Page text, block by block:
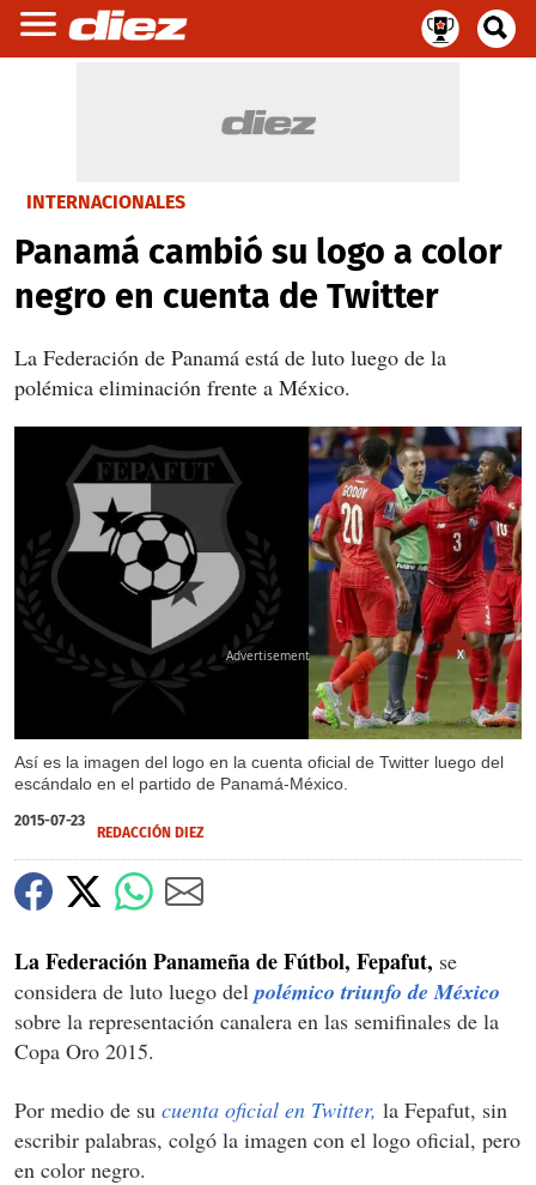
INTERNACIONALES
Panamá cambió su logo a color
negro en cuenta de Twitter
La Federación de Panamá está de luto luego de la
polémica eliminación frente a México.
Así es la imagen del logo en la cuenta oficial de Twitter luego del
escándalo en el partido de Panamá-México.
X
2015-07-23
REDACCIÓN DIEZ
La Federación Panameña de Fútbol, Fepafut, se
considera de luto luego del polémico triunfo de México
sobre la representación canalera en las semifinales de la
Copa Oro 2015.
Por medio de su cuenta oficial en Twitter, la Fepafut, sin
escribir palabras, colgó la imagen con el logo oficial, pero
en color negro.